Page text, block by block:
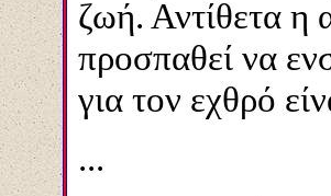
ζωή. Αντίθετα η
προσπαθεί να
για τον εχθρό
...